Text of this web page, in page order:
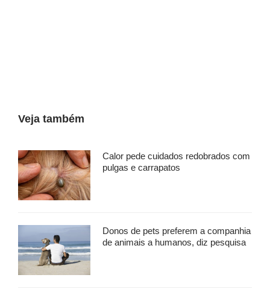
Veja também
Calor pede cuidados redobrados com
pulgas e carrapatos
Donos de pets preferem a companhia
de animais a humanos, diz pesquisa